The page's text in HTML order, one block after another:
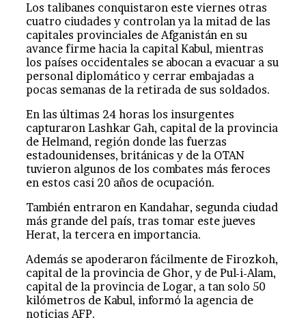
Los talibanes conquistaron este viernes otras
cuatro ciudades y controlan ya la mitad de las
capitales provinciales de Afganistán en su
avance firme hacia la capital Kabul, mientras
los países occidentales se abocan a evacuar a su
personal diplomático y cerrar embajadas a
pocas semanas de la retirada de sus soldados.
En las últimas 24 horas los insurgentes
capturaron Lashkar Gah, capital de la provincia
de Helmand, región donde las fuerzas
estadounidenses, británicas y de la OTAN
tuvieron algunos de los combates más feroces
en estos casi 20 años de ocupación.
También entraron en Kandahar, segunda ciudad
más grande del país, tras tomar este jueves
Herat, la tercera en importancia.
Además se apoderaron fácilmente de Firozkoh,
capital de la provincia de Ghor, y de Pul-i-Alam,
capital de la provincia de Logar, a tan solo 50
kilómetros de Kabul, informó la agencia de
noticias AFP.